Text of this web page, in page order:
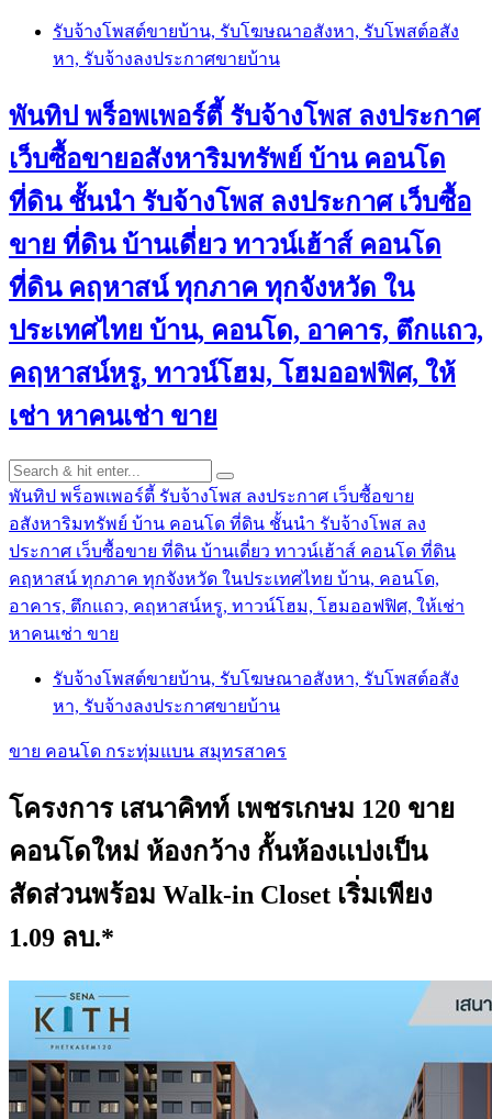
Skip
content
รับจ้างโพสต์ขายบ้าน, รับโฆษณาอสังหา, รับโพสต์อสัง
หา, รับจ้างลงประกาศขายบ้าน
พันทิป พร็อพเพอร์ตี้ รับจ้างโพส ลงประกาศ
เว็บซื้อขายอสังหาริมทรัพย์ บ้าน คอนโด
ที่ดิน ชั้นนำ รับจ้างโพส ลงประกาศ เว็บซื้อ
ขาย ที่ดิน บ้านเดี่ยว ทาวน์เฮ้าส์ คอนโด
ที่ดิน คฤหาสน์ ทุกภาค ทุกจังหวัด ใน
ประเทศไทย บ้าน, คอนโด, อาคาร, ตึกแถว,
คฤหาสน์หรู, ทาวน์โฮม, โฮมออฟฟิศ, ให้
เช่า หาคนเช่า ขาย
พันทิป พร็อพเพอร์ตี้ รับจ้างโพส ลงประกาศ เว็บซื้อขาย
อสังหาริมทรัพย์ บ้าน คอนโด ที่ดิน ชั้นนำ รับจ้างโพส ลง
ประกาศ เว็บซื้อขาย ที่ดิน บ้านเดี่ยว ทาวน์เฮ้าส์ คอนโด ที่ดิน
คฤหาสน์ ทุกภาค ทุกจังหวัด ในประเทศไทย บ้าน, คอนโด,
อาคาร, ตึกแถว, คฤหาสน์หรู, ทาวน์โฮม, โฮมออฟฟิศ, ให้เช่า
หาคนเช่า ขาย
รับจ้างโพสต์ขายบ้าน, รับโฆษณาอสังหา, รับโพสต์อสัง
หา, รับจ้างลงประกาศขายบ้าน
ขาย คอนโด กระทุ่มแบน สมุทรสาคร
โครงการ เสนาคิทท์ เพชรเกษม 120 ขาย
คอนโดใหม่ ห้องกว้าง กั้นห้องเเบ่งเป็น
สัดส่วนพร้อม Walk-in Closet เริ่มเพียง
1.09 ลบ.*